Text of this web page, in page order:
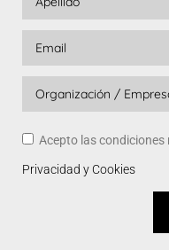
Acepto las condiciones
Privacidad y Cookies